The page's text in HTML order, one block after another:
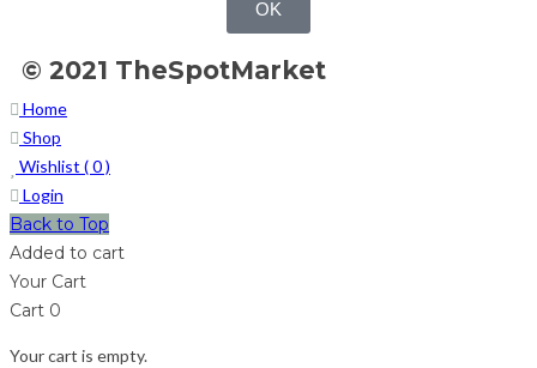
OK
© 2021 TheSpotMarket
Home
Shop
Wishlist (0)
Login
Back to Top
Added to cart
Your Cart
Cart 0
Your cart is empty.